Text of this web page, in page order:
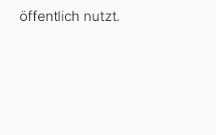
öffentlich nutzt.